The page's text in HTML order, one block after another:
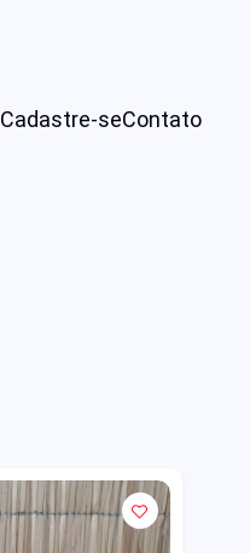
Cadastre-seContato